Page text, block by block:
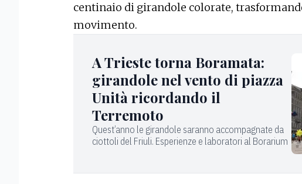
centinaio di girandole colorate,
movimento.
A Trieste torna Boramata:
girandole nel vento di piazza
Unità ricordando il
Terremoto
Quest’anno le girandole saranno accompagnate da
ciottoli del Friuli. Esperienze e laboratori al Borarium